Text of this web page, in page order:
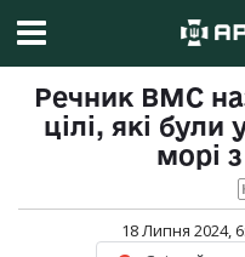
Речник ВМС
цілі, які
морі
18 Липня 2024,